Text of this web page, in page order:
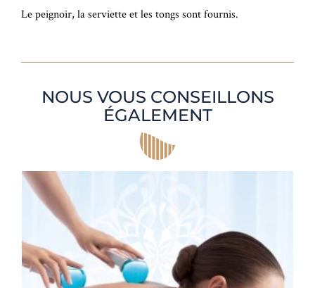
Le peignoir, la serviette et les tongs sont fournis.
NOUS VOUS CONSEILLONS
ÉGALEMENT